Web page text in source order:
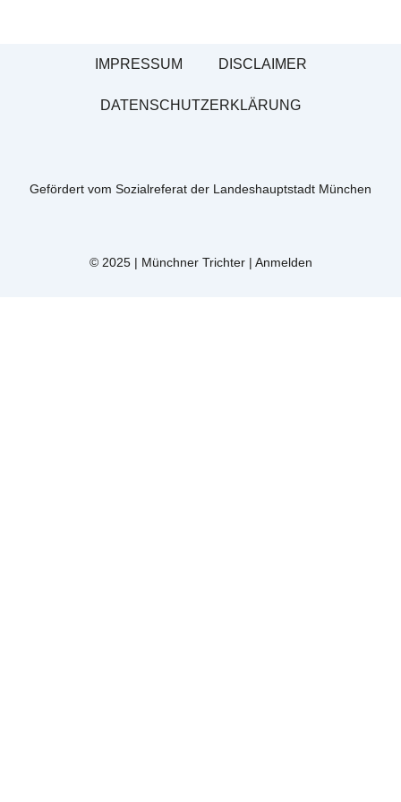
IMPRESSUM DISCLAIMER
DATENSCHUTZERKLÄRUNG
Gefördert vom Sozialreferat der Landeshauptstadt München
© 2025 | Münchner Trichter | Anmelden